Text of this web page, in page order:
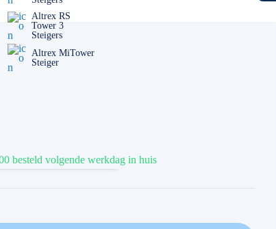
Altrex RS
Tower 3
Steigers
Altrex MiTower
Steiger
besteld volgende werkdag in huis